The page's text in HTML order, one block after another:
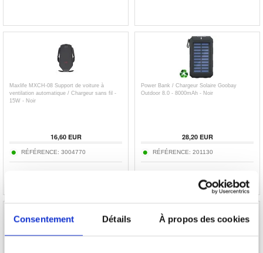
Consentement Détails À propos des cookies
Maxlife MXCH-08 Support de voiture à
ventilation automatique / Chargeur sans fil -
15W - Noir
16,60EUR
RÉFÉRENCE: 3004770
Power Bank / Chargeur Solaire Goobay
Outdoor 8.0 - 8000mAh - Noir
28,20EUR
RÉFÉRENCE: 201130